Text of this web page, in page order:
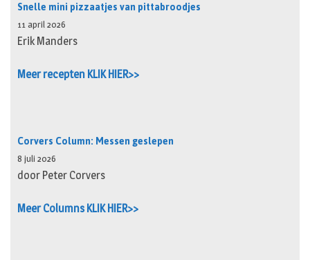
Snelle mini pizzaatjes van pittabroodjes
11 april 2026
Erik Manders
Meer recepten KLIK HIER>>
Corvers Column: Messen geslepen
8 juli 2026
door Peter Corvers
Meer Columns KLIK HIER>>